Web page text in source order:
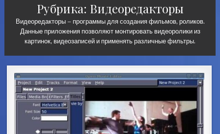
Рубрика: Видеоредакторы
Видеоредакторы – программы для создания фильмов, роликов.
Данные приложения позволяют монтировать видеоролики из
картинок, видеозаписей и применять различные фильтры.